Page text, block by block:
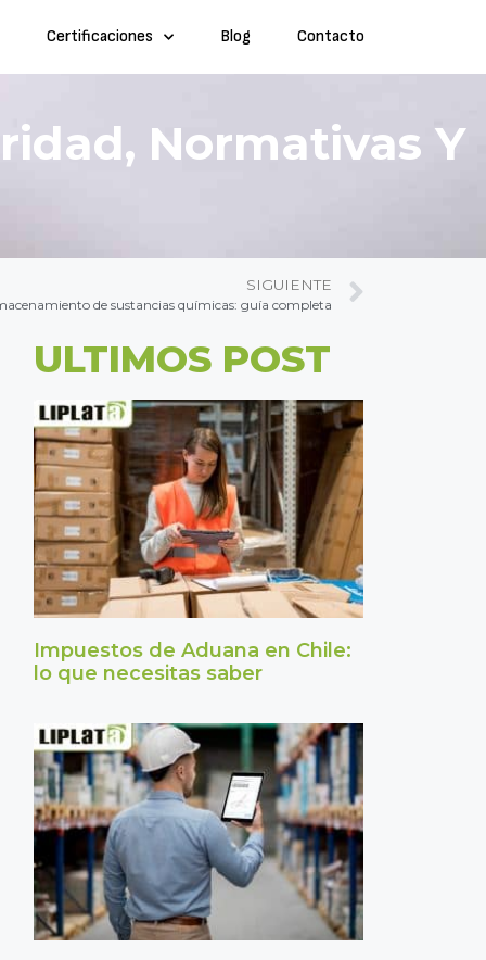
Certificaciones Blog Contacto
Normativas Y
SIGUIENTE
de sustancias químicas: guía completa
ULTIMOS POST
Impuestos de Aduana en Chile:
lo que necesitas saber